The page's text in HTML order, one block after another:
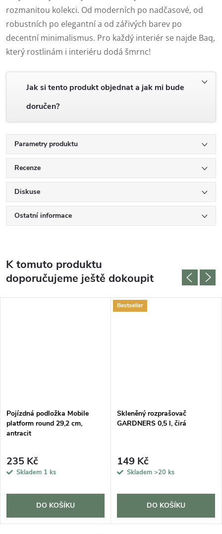
rozmanitou kolekci. Od moderních po nadčasové, od
robustních po elegantní a od zářivých barev po
decentní minimalismus. Pro každý interiér se najde Baq,
který rostlinám i interiéru dodá šmrnc!
Jak si tento produkt objednat a jak mi bude
doručen?
Parametry produktu
Recenze
Diskuse
Ostatní informace
K tomuto produktu
doporučujeme ještě dokoupit
Pojízdná podložka Mobile
platform round 29,2 cm,
antracit
235 Kč
Skladem 1 ks
DO KOŠÍKU
Bestseller
Skleněný rozprašovač
GARDNERS 0,5 l, čirá
149 Kč
Skladem >20 ks
DO KOŠÍKU